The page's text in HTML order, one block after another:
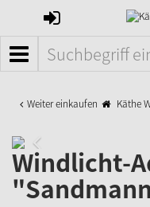
ANMELDEN
MENÜ
Weiter einkaufen Käthe
Windlicht-